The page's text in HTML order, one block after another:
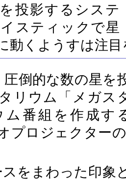
投影するシステ
スティックで星
動くようすは注
圧倒的な数の星を
リウム「メガス
ム番組を作成す
プロジェクター
をまわった印象